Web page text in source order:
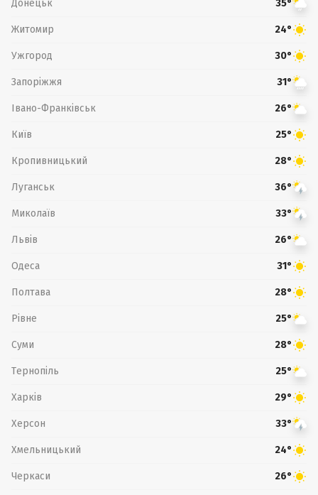
Донецьк 35°
Житомир 24°
Ужгород 30°
Запоріжжя 31°
Івано-Франківськ 26°
Київ 25°
Кропивницький 28°
Луганськ 36°
Миколаїв 33°
Львів 26°
Одеса 31°
Полтава 28°
Рівне 25°
Суми 28°
Тернопіль 25°
Харків 29°
Херсон 33°
Хмельницький 24°
Черкаси 26°